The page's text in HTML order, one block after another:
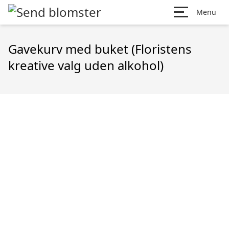
Menu
Gavekurv med buket (Floristens
kreative valg uden alkohol)